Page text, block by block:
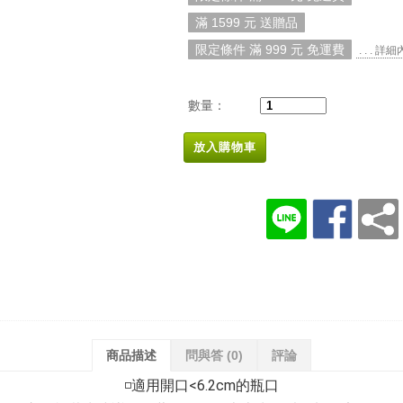
滿 1599 元 送贈品
限定條件 滿 999 元 免運費
. . . 詳細
數量：
放入購物車
商品描述 問與答 (0) 評論